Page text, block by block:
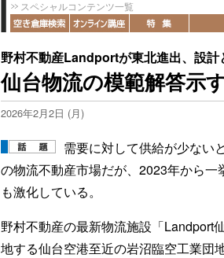
スペシャルコンテンツ一覧
野村不動産Landportが東北進出、設計
仙台物流の模範解答示
2026年2月2日 (月)
需要に対して供給が少ない
の物流不動産市場だが、2023年から
も激化している。
野村不動産の最新物流施設「Landport
地する仙台空港至近の岩沼臨空工業団